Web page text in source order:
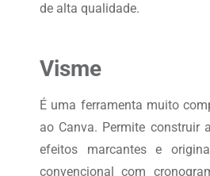
de alta qualidade.
Visme
É uma ferramenta muito
ao Canva. Permite construir
efeitos marcantes e
convencional com